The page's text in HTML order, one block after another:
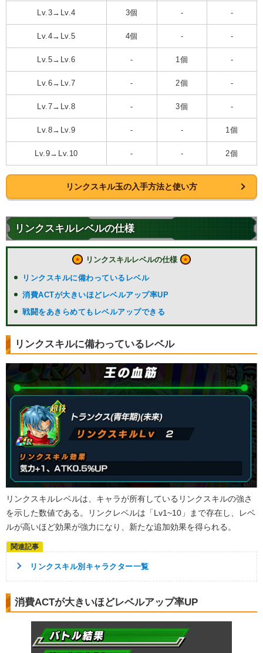
Lv.3→Lv.4 3個 - -
Lv.4→Lv.5 4個 - -
Lv.5→Lv.6 - 1個 -
Lv.6→Lv.7 - 2個 -
Lv.7→Lv.8 - 3個 -
Lv.8→Lv.9 - - 1個
Lv.9→Lv.10 - - 2個
リンクスキル玉の入手方法と使い方
リンクスキルレベルの仕様
リンクスキルレベルの仕様
リンクスキルに備わっているレベル
消費ACTが大きいほどレベルアップ率UP
戦闘をあきらめてもレベルアップできる
リンクスキルに備わっているレベル
リンクスキルレベルは、キャラが所有しているリンクスキルの強さ
を示した数値である。リンクレベルは「Lv1~10」まで存在し、レベ
ルが高いほど効果が強力になり、新たな追加効果を得られる。
リンクスキル別キャラクター一覧
消費ACTが大きいほどレベルアップ率UP